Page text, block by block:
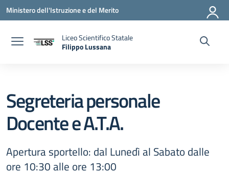
Vai ai contenuti
Vai al menu di navigazione
Vai al footer
Ministero dell'Istruzione e del Merito
Liceo Scientifico Statale
Filippo Lussana
Segreteria personale
Docente e A.T.A.
Apertura sportello: dal Lunedì al Sabato dalle
ore 10:30 alle ore 13:00